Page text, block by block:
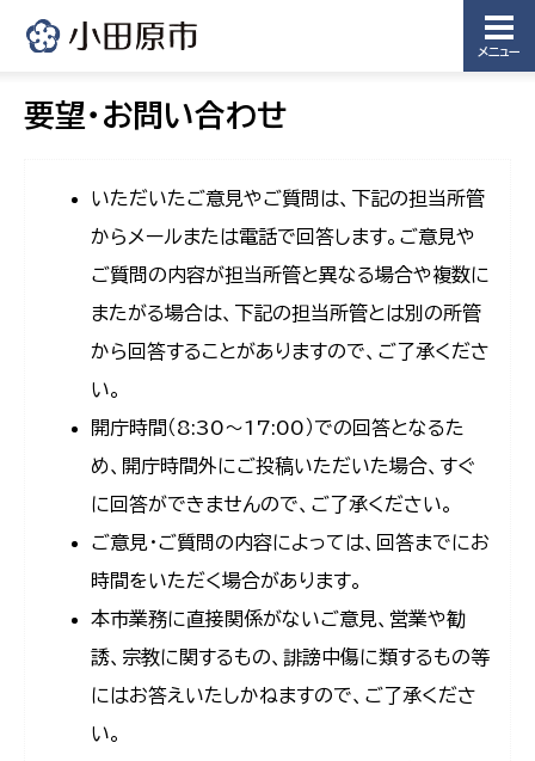
メニュー
要望・お問い合わせ
いただいたご意見やご質問は、下記の担当所管
からメールまたは電話で回答します。ご意見や
ご質問の内容が担当所管と異なる場合や複数に
またがる場合は、下記の担当所管とは別の所管
から回答することがありますので、ご了承くださ
い。
開庁時間（8:30〜17:00）での回答となるた
め、開庁時間外にご投稿いただいた場合、すぐ
に回答ができませんので、ご了承ください。
ご意見・ご質問の内容によっては、回答までにお
時間をいただく場合があります。
本市業務に直接関係がないご意見、営業や勧
誘、宗教に関するもの、誹謗中傷に類するもの等
にはお答えいたしかねますので、ご了承くださ
い。